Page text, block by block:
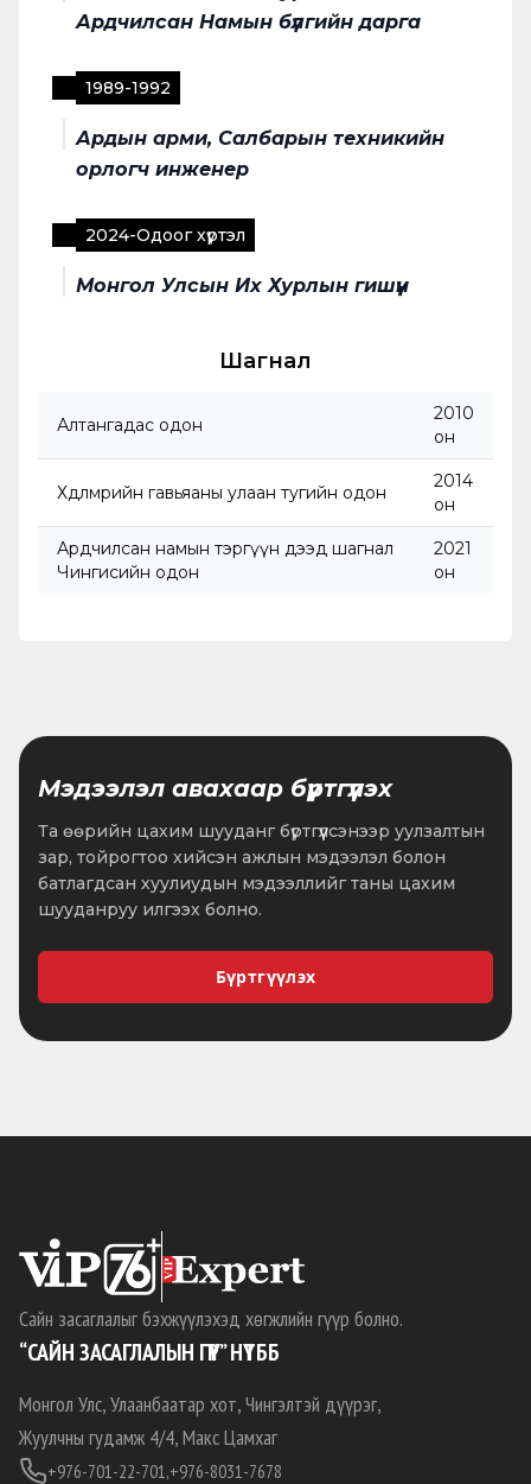
Ардчилсан Намын бүлгийн дарга
1989-1992
Ардын арми, Салбарын техникийн
орлогч инженер
2024-Одоог хүртэл
Монгол Улсын Их Хурлын гишүүн
Шагнал
Алтангадас одон
2010
он
Хөдөлмөрийн гавьяаны улаан тугийн одон
2014
он
Ардчилсан намын тэргүүн дээд шагнал
Чингисийн одон
2021
он
Мэдээлэл авахаар бүртгүүлэх
Та өөрийн цахим шууданг бүртгүүлсэнээр уулзалтын
зар, тойрогтоо хийсэн ажлын мэдээлэл болон
батлагдсан хуулиудын мэдээллийг таны цахим
шууданруу илгээх болно.
Бүртгүүлэх
Сайн засаглалыг бэхжүүлэхэд хөгжлийн гүүр болно.
“САЙН ЗАСАГЛАЛЫН ГҮҮР” НҮТББ
Монгол Улс, Улаанбаатар хот, Чингэлтэй дүүрэг,
Жуулчны гудамж 4/4, Макс Цамхаг
+976-701-22-701,+976-8031-7678